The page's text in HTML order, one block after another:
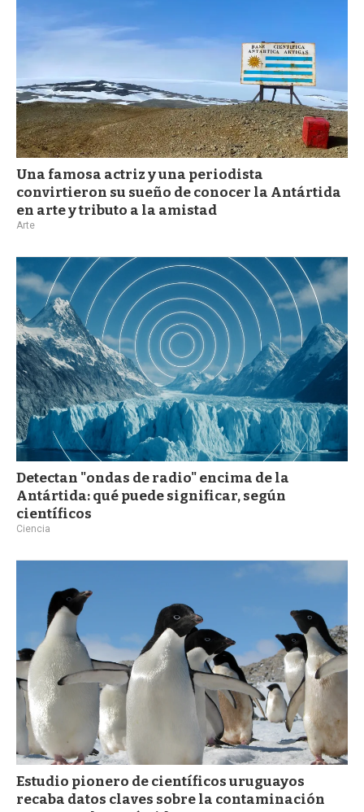
Una famosa actriz y una periodista
convirtieron su sueño de conocer la Antártida
en arte y tributo a la amistad
Arte
Detectan "ondas de radio" encima de la
Antártida: qué puede significar, según
científicos
Ciencia
Estudio pionero de científicos uruguayos
recaba datos claves sobre la contaminación